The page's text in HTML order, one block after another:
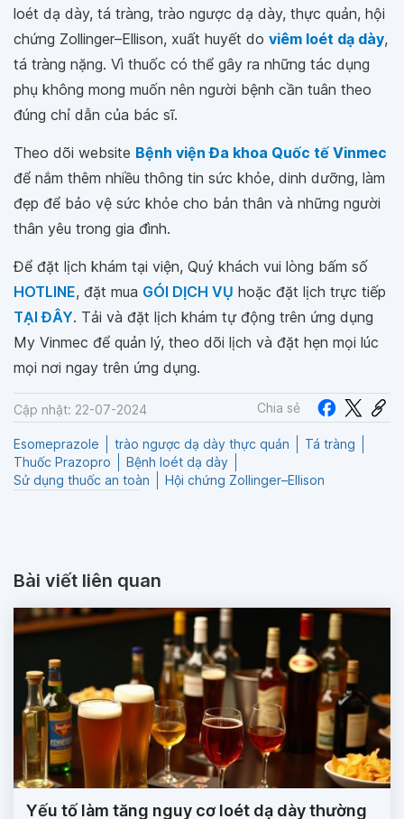
loét dạ dày, tá tràng, trào ngược dạ dày, thực quản, hội
chứng Zollinger–Ellison, xuất huyết do viêm loét dạ dày,
tá tràng nặng. Vì thuốc có thể gây ra những tác dụng
phụ không mong muốn nên người bệnh cần tuân theo
đúng chỉ dẫn của bác sĩ.
Theo dõi website Bệnh viện Đa khoa Quốc tế Vinmec
để nắm thêm nhiều thông tin sức khỏe, dinh dưỡng, làm
đẹp để bảo vệ sức khỏe cho bản thân và những người
thân yêu trong gia đình.
Để đặt lịch khám tại viện, Quý khách vui lòng bấm số
HOTLINE, đặt mua GÓI DỊCH VỤ hoặc đặt lịch trực tiếp
TẠI ĐÂY. Tải và đặt lịch khám tự động trên ứng dụng
My Vinmec để quản lý, theo dõi lịch và đặt hẹn mọi lúc
mọi nơi ngay trên ứng dụng.
Cập nhật: 22-07-2024 Chia sẻ
Esomeprazole trào ngược dạ dày thực quản
Tá tràng
Thuốc Prazopro
Bệnh loét dạ dày
Sử dụng thuốc an toàn
Hội chứng Zollinger–Ellison
Bài viết liên quan
Yếu tố làm tăng nguy cơ loét dạ dày thường